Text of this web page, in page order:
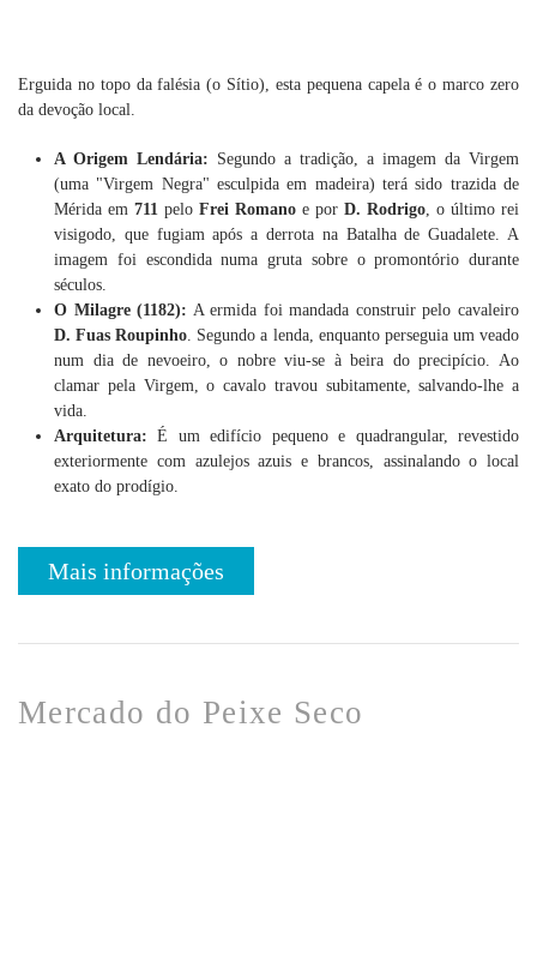
Erguida no topo da falésia (o Sítio), esta pequena capela é o marco zero
da devoção local.
A Origem Lendária: Segundo a tradição, a imagem da Virgem
(uma "Virgem Negra" esculpida em madeira) terá sido trazida de
Mérida em 711 pelo Frei Romano e por D. Rodrigo, o último rei
visigodo, que fugiam após a derrota na Batalha de Guadalete. A
imagem foi escondida numa gruta sobre o promontório durante
séculos.
O Milagre (1182): A ermida foi mandada construir pelo cavaleiro
D. Fuas Roupinho. Segundo a lenda, enquanto perseguia um veado
num dia de nevoeiro, o nobre viu-se à beira do precipício. Ao
clamar pela Virgem, o cavalo travou subitamente, salvando-lhe a
vida.
Arquitetura: É um edifício pequeno e quadrangular, revestido
exteriormente com azulejos azuis e brancos, assinalando o local
exato do prodígio.
Mais informações
Mercado do Peixe Seco